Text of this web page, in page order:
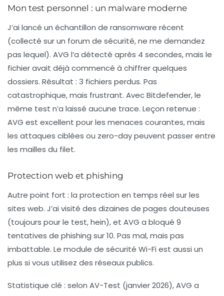
Mon test personnel : un malware moderne
J’ai lancé un échantillon de ransomware récent
(collecté sur un forum de sécurité, ne me demandez
pas lequel). AVG l’a détecté après 4 secondes, mais le
fichier avait déjà commencé à chiffrer quelques
dossiers. Résultat : 3 fichiers perdus. Pas
catastrophique, mais frustrant. Avec Bitdefender, le
même test n’a laissé aucune trace. Leçon retenue :
AVG est excellent pour les menaces courantes, mais
les attaques ciblées ou zero-day peuvent passer entre
les mailles du filet.
Protection web et phishing
Autre point fort : la protection en temps réel sur les
sites web. J’ai visité des dizaines de pages douteuses
(toujours pour le test, hein), et AVG a bloqué 9
tentatives de phishing sur 10. Pas mal, mais pas
imbattable. Le module de sécurité Wi-Fi est aussi un
plus si vous utilisez des réseaux publics.
Statistique clé : selon AV-Test (janvier 2026), AVG a